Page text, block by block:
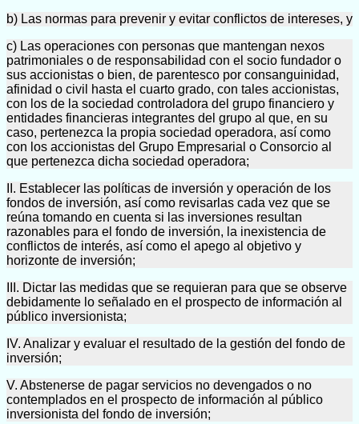
b) Las normas para prevenir y evitar conflictos de intereses, y
c) Las operaciones con personas que mantengan nexos
patrimoniales o de responsabilidad con el socio fundador o
sus accionistas o bien, de parentesco por consanguinidad,
afinidad o civil hasta el cuarto grado, con tales accionistas,
con los de la sociedad controladora del grupo financiero y
entidades financieras integrantes del grupo al que, en su
caso, pertenezca la propia sociedad operadora, así como
con los accionistas del Grupo Empresarial o Consorcio al
que pertenezca dicha sociedad operadora;
II. Establecer las políticas de inversión y operación de los
fondos de inversión, así como revisarlas cada vez que se
reúna tomando en cuenta si las inversiones resultan
razonables para el fondo de inversión, la inexistencia de
conflictos de interés, así como el apego al objetivo y
horizonte de inversión;
III. Dictar las medidas que se requieran para que se observe
debidamente lo señalado en el prospecto de información al
público inversionista;
IV. Analizar y evaluar el resultado de la gestión del fondo de
inversión;
V. Abstenerse de pagar servicios no devengados o no
contemplados en el prospecto de información al público
inversionista del fondo de inversión;